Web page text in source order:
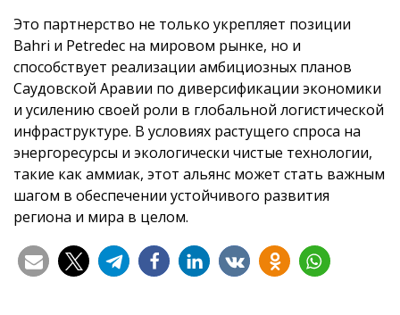
Это партнерство не только укрепляет позиции
Bahri и Petredec на мировом рынке, но и
способствует реализации амбициозных планов
Саудовской Аравии по диверсификации экономики
и усилению своей роли в глобальной логистической
инфраструктуре. В условиях растущего спроса на
энергоресурсы и экологически чистые технологии,
такие как аммиак, этот альянс может стать важным
шагом в обеспечении устойчивого развития
региона и мира в целом.